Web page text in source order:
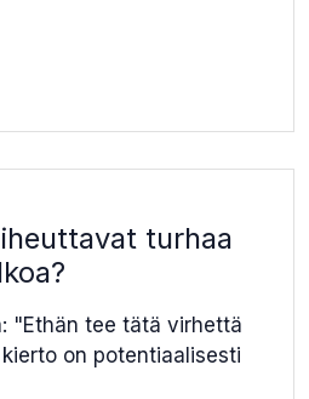
turhaa
"Ethän tee tätä virhettä
on potentiaalisesti